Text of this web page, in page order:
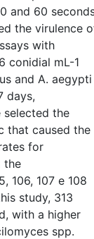
and 60
the virulence
with
conidial mL-1
and A. aegypti
days,
selected the
that caused the
for
the
106, 107 e 108
study, 313
with a higher
spp.